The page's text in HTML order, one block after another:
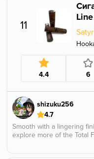
11
Line
Satyr
4.4 6
shizuku256
4.7
Smooth with a lingering
explore more of the Total